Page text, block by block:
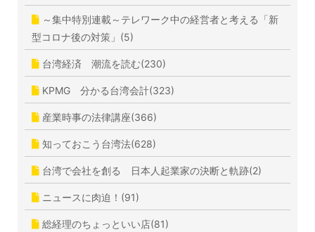
～集中特別連載～テレワーク中の経営者と考える「新
型コロナ後の対策」(5)
台湾経済 潮流を読む(230)
KPMG 分かる台湾会計(323)
産業時事の法律講座(366)
知っておこう台湾法(628)
台湾で会社を創る 日本人起業家の決断と軌跡(2)
ニュースに肉迫！(91)
総経理のちょっといい店(81)